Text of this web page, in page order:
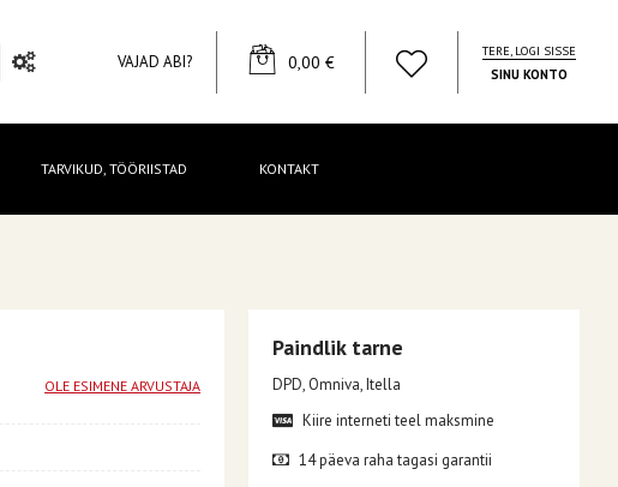
VAJAD ABI? YOUR CART
0,00 €
TERE, LOGI SISSE
SINU KONTO
TARVIKUD, TÖÖRIISTAD KONTAKT
OLE ESIMENE ARVUSTAJA
Paindlik tarne
DPD, Omniva, Itella
Kiire interneti teel maksmine
14 päeva raha tagasi garantii